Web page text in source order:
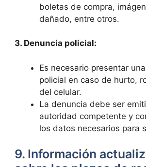
‍boletas de compra,
dañado, entre otros.
3. Denuncia ‌policial:
Es necesario presentar
policial en caso⁢ de hurto,
del celular.
La denuncia debe ser
autoridad competente⁣ y
los datos necesarios para
9. Información